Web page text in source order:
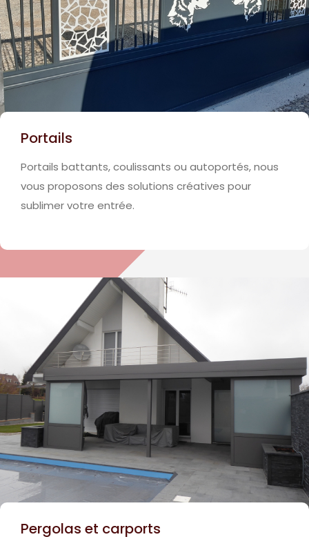
Portails
Portails battants, coulissants ou autoportés, nous
vous proposons des solutions créatives pour
sublimer votre entrée.
Pergolas et carports